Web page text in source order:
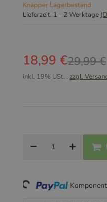
Knapper Lagerbestand
Lieferzeit: 1 - 2 Werktage
18,99 €29,99 €
inkl. 19% USt. , zzgl.
Loading...